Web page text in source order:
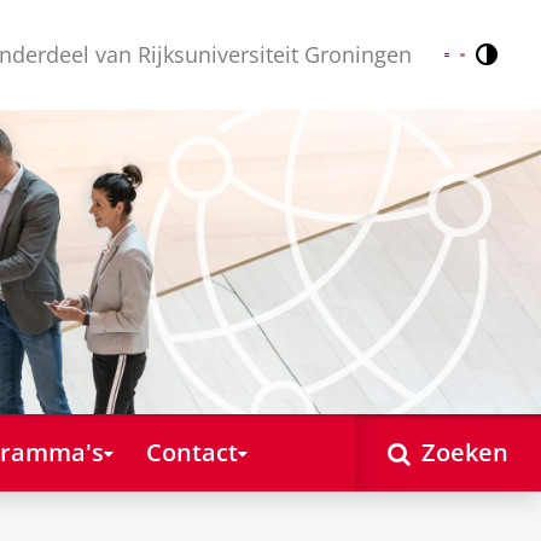
van Rijksuniversiteit Groningen Nederlands
English
Contact Zoeken